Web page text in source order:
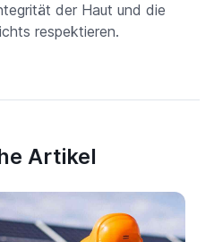
der Haut und die
respektieren.
Artikel